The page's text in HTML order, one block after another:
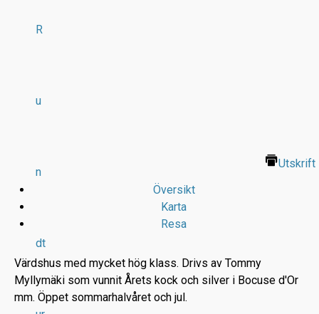
R
u
n
dt
Utskrift
Översikt
Karta
Resa
Värdshus med mycket hög klass. Drivs av Tommy
Myllymäki som vunnit Årets kock och silver i Bocuse d'Or
mm. Öppet sommarhalvåret och jul.